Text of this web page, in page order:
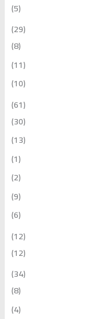
(5)
(29)
(8)
(11)
(10)
(61)
(30)
(13)
(1)
(2)
(9)
(6)
(12)
(12)
(34)
(8)
(4)